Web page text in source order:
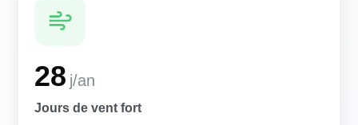
28 j/an
Jours de vent fort